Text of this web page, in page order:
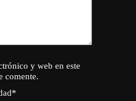
y web en este
comente.
*